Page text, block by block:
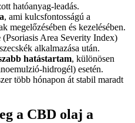
hatóanyag-leadás.
, ami kulcsfontosságú a
megelőzésében és kezelésében.
(Psoriasis Area Severity Index)
alkalmazása után.
hatástartam, különösen
hidrogél) esetén.
több hónapon át stabil maradt
a CBD olaj a